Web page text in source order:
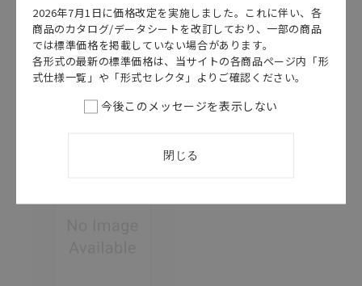
カタログ 日本語
SGFR-220Y
G2RV-
SR/G3RV-SR
データシート
2024/02/01更新
カタログ 日本語
SGFR-219J
プッシュイン
Plus端子台シ
リーズ パンフ
2023/09/25更新
2026年7月1日に価格改定を実施しました。これに伴い、各
商品のカタログ/データシートを改訂しており、一部の商品
では標準価格を掲載していない場合があります。
各形式の最新の標準価格は、当サイトの各商品ページ内「形
式仕様一覧」や「形式セレクタ」よりご確認ください。
今後このメッセージを表示しない
閉じる